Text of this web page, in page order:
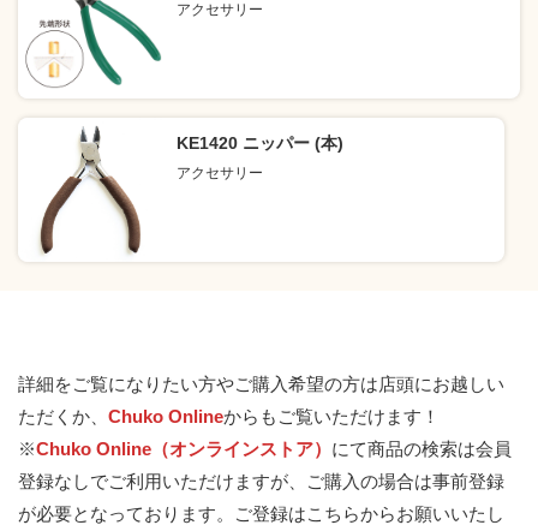
アクセサリー
KE1420 ニッパー (本)
アクセサリー
詳細をご覧になりたい方やご購入希望の方は店頭にお越しい
ただくか、 Chuko Onlineからもご覧いただけます！
※Chuko Online（オンラインストア） にて商品の検索は会員
登録なしでご利用いただけますが、ご購入の場合は事前登録
が必要となっております。
ご登録はこちらからお願いいたし